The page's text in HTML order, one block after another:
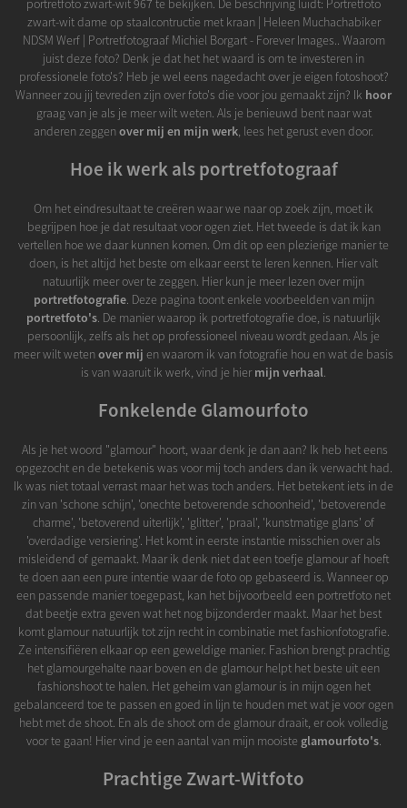
portretfoto zwart-wit 967 te bekijken. De beschrijving luidt: Portretfoto
zwart-wit dame op staalcontructie met kraan | Heleen Muchachabiker
NDSM Werf | Portretfotograaf Michiel Borgart - Forever Images.. Waarom
juist deze foto? Denk je dat het het waard is om te investeren in
professionele foto's? Heb je wel eens nagedacht over je eigen fotoshoot?
Wanneer zou jij tevreden zijn over foto's die voor jou gemaakt zijn? Ik hoor
graag van je als je meer wilt weten. Als je benieuwd bent naar wat
anderen zeggenover mij en mijn werk, lees het gerust even door.
Hoe ik werk als portretfotograaf
Om het eindresultaat te creëren waar we naar op zoek zijn, moet ik
begrijpen hoe je dat resultaat voor ogen ziet. Het tweede is dat ik kan
vertellen hoe we daar kunnen komen. Om dit op een plezierige manier te
doen, is het altijd het beste om elkaar eerst te leren kennen. Hier valt
natuurlijk meer over te zeggen. Hier kun je meer lezen over mijn
portretfotografie. Deze pagina toont enkele voorbeelden van mijn
portretfoto's. De manier waarop ik portretfotografie doe, is natuurlijk
persoonlijk, zelfs als het op professioneel niveau wordt gedaan. Als je
meer wilt wetenover mij en waarom ik van fotografie hou en wat de basis
is van waaruit ik werk, vind je hiermijn verhaal.
Fonkelende Glamourfoto
Als je het woord "glamour" hoort, waar denk je dan aan? Ik heb het eens
opgezocht en de betekenis was voor mij toch anders dan ik verwacht had.
Ik was niet totaal verrast maar het was toch anders. Het betekent iets in de
zin van 'schone schijn', 'onechte betoverende schoonheid', 'betoverende
charme', 'betoverend uiterlijk', 'glitter', 'praal', 'kunstmatige glans' of
'overdadige versiering'. Het komt in eerste instantie misschien over als
misleidend of gemaakt. Maar ik denk niet dat een toefje glamour af hoeft
te doen aan een pure intentie waar de foto op gebaseerd is. Wanneer op
een passende manier toegepast, kan het bijvoorbeeld een portretfoto net
dat beetje extra geven wat het nog bijzonderder maakt. Maar het best
komt glamour natuurlijk tot zijn recht in combinatie met fashionfotografie.
Ze intensifiëren elkaar op een geweldige manier. Fashion brengt prachtig
het glamourgehalte naar boven en de glamour helpt het beste uit een
fashionshoot te halen. Het geheim van glamour is in mijn ogen het
gebalanceerd toe te passen en goed in lijn te houden met wat je voor ogen
hebt met de shoot. En als de shoot om de glamour draait, er ook volledig
voor te gaan! Hier vind je een aantal van mijn mooiste glamourfoto's.
Prachtige Zwart-Witfoto